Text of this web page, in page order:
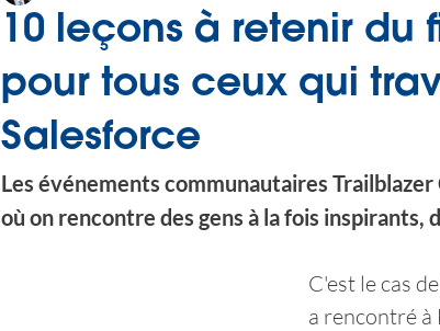
10 leçons à retenir du
pour tous ceux qui
Salesforce
Les événements communautaires
où on rencontre des gens à la fois
C'est le cas
a rencontré